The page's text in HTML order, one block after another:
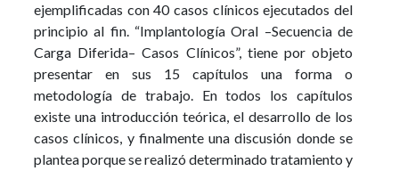
ejemplificadas con 40 casos clínicos ejecutados del
principio al fin. “Implantología Oral –Secuencia de
Carga Diferida– Casos Clínicos”, tiene por objeto
presentar en sus 15 capítulos una forma o
metodología de trabajo. En todos los capítulos
existe una introducción teórica, el desarrollo de los
casos clínicos, y finalmente una discusión donde se
plantea porque se realizó determinado tratamiento y